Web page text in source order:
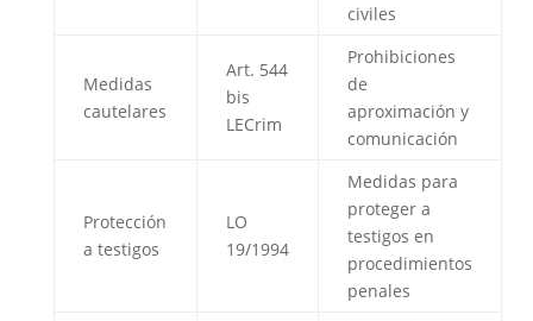
civiles
Medidas
cautelares
Art. 544
bis
LECrim
Prohibiciones
de
aproximación y
comunicación
Protección
a testigos
LO
19/1994
Medidas para
proteger a
testigos en
procedimientos
penales